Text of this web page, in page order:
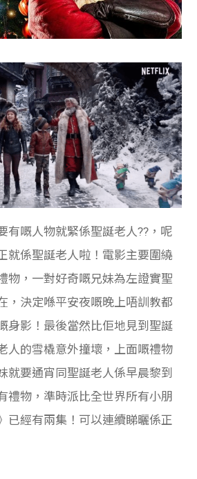
有嘅人物就緊係聖誕老人??，呢
就係聖誕老人啦！電影主要圍繞
物，一對好奇嘅兄妹為左證實聖
，決定喺平安夜嘅晚上唔訓教都
身影！最後當然比佢地見到聖誕
人的雪橇意外撞壞，上面嘅禮物
就要通宵同聖誕老人係早晨黎到
禮物，準時派比全世界所有小朋
已經有兩集！可以連續睇曬係正